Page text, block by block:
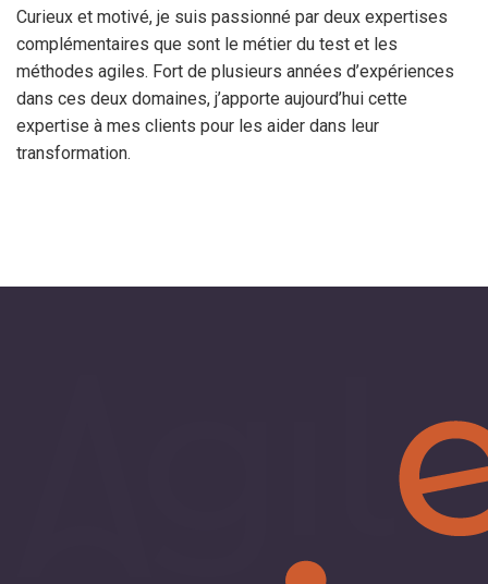
Curieux et motivé, je suis passionné par deux expertises
complémentaires que sont le métier du test et les
méthodes agiles. Fort de plusieurs années d’expériences
dans ces deux domaines, j’apporte aujourd’hui cette
expertise à mes clients pour les aider dans leur
transformation.